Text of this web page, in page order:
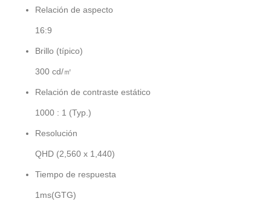
Relación de aspecto
16:9
Brillo (típico)
300 cd/㎡
Relación de contraste estático
1000 : 1 (Typ.)
Resolución
QHD (2,560 x 1,440)
Tiempo de respuesta
1ms(GTG)